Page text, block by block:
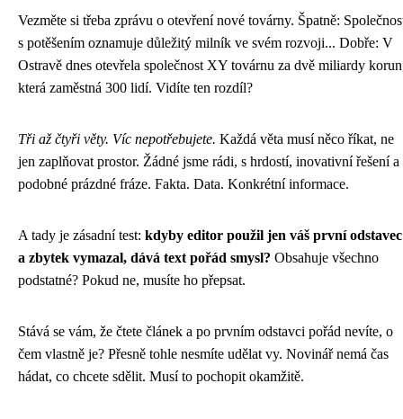
Vezměte si třeba zprávu o otevření nové továrny. Špatně:
s potěšením oznamuje důležitý milník ve svém rozvoji... Dobře: V
Ostravě dnes otevřela společnost XY továrnu za dvě miliardy
která zaměstná 300 lidí. Vidíte ten rozdíl?
Tři až čtyři věty. Víc nepotřebujete. Každá věta musí něco říkat, ne
jen zaplňovat prostor. Žádné jsme rádi, s hrdostí, inovativní řešení a
podobné prázdné fráze. Fakta. Data. Konkrétní informace.
A tady je zásadní test: kdyby editor použil jen váš první odstavec
a zbytek vymazal, dává text pořád smysl? Obsahuje všechno
podstatné? Pokud ne, musíte ho přepsat.
Stává se vám, že čtete článek a po prvním odstavci pořád nevíte, o
čem vlastně je? Přesně tohle nesmíte udělat vy. Novinář nemá čas
hádat, co chcete sdělit. Musí to pochopit okamžitě.